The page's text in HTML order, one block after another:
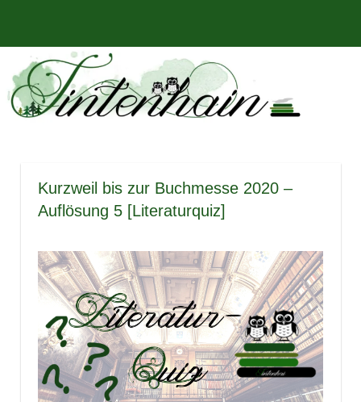
springen
Tintenhain
–
Der
Rezensionen
und
mehr
Kurzweil bis zur Buchmesse 2020 –
Auflösung 5 [Literaturquiz]